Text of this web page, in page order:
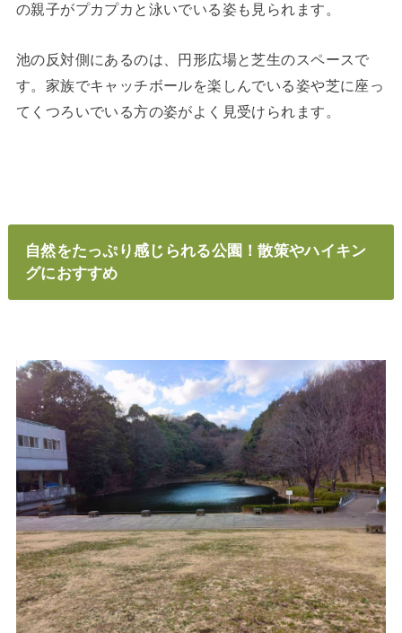
の親子がプカプカと泳いでいる姿も見られます。
池の反対側にあるのは、円形広場と芝生のスペースで
す。家族でキャッチボールを楽しんでいる姿や芝に座っ
てくつろいでいる方の姿がよく見受けられます。
自然をたっぷり感じられる公園！散策やハイキン
グにおすすめ